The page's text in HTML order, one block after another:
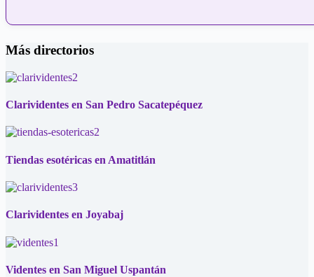
Más directorios
Clarividentes en San Pedro Sacatepéquez
Tiendas esotéricas en Amatitlán
Clarividentes en Joyabaj
Videntes en San Miguel Uspantán